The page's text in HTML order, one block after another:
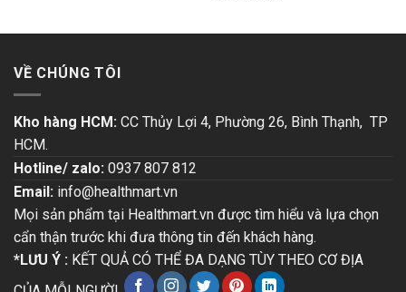
VỀ CHÚNG TÔI
Kho hàng HCM: CC Thủy Lợi 4, Phường 26, Bình Thạnh, TP
HCM.
Hotline/ zalo: 0937 807 812
Email: info@healthmart.vn
Mọi sản phẩm tại Healthmart.vn được tìm hiểu và lựa chọn
cẩn thận trước khi đưa thông tin đến khách hàng.
*LƯU Ý : KẾT QUẢ CÓ THỂ ĐA DẠNG TÙY THEO CƠ ĐỊA